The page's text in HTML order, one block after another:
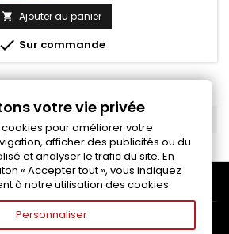
de
base
 Ajouter au panier
 Sur commande
votre vie privée
cookies pour améliorer votre
afficher des publicités ou du
et analyser le trafic du site. En
« Accepter tout », vous indiquez
à notre utilisation des cookies.
Personnaliser